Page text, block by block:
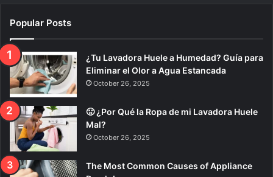
Popular Posts
¿Tu Lavadora Huele a Humedad? Guía para
Eliminar el Olor a Agua Estancada
October 26, 2025
🤢 ¿Por Qué la Ropa de mi Lavadora Huele
Mal?
October 26, 2025
The Most Common Causes of Appliance